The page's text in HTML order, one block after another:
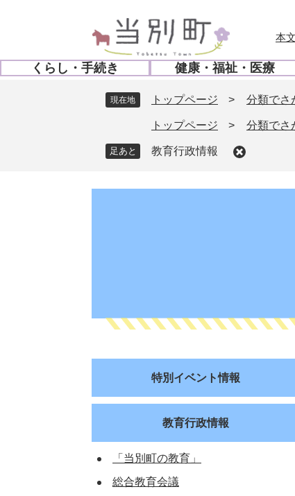
の
先
ー
を
本
くらし・手続き
開
健康・福祉・医療
開
く
現在地 トップページ > 分類でさ
トップページ > 分類でさ
教育行政情報
特別イベント情報
教育行政情報
「当別町の教育」
総合教育会議